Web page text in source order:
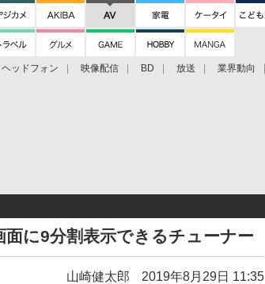
ヘッドフォン 映像配信 BD 放送 業界動向
に9分割表示できるチューナー
山崎健太郎 2019年8月29日 11:35